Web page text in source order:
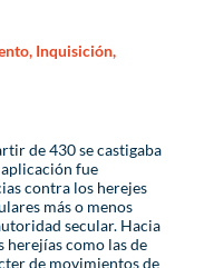
Inquisición,
de 430 se castigaba
fue
contra los herejes
más o menos
secular. Hacia
herejías como las de
de movimientos de